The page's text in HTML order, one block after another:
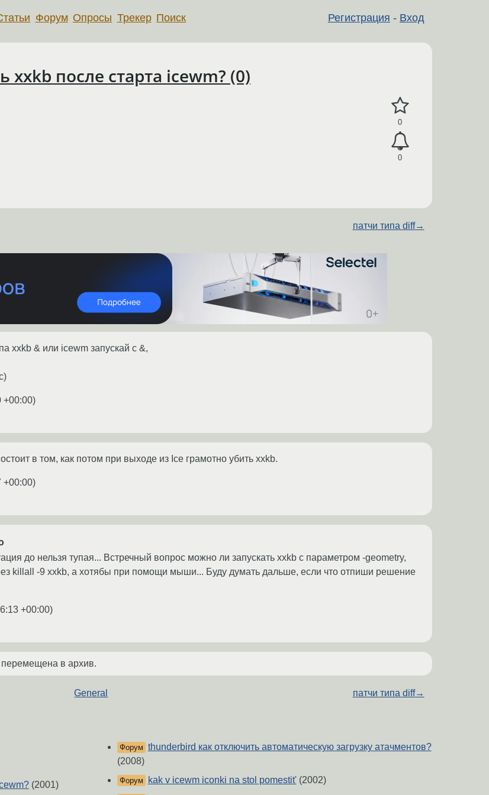
Регистрация - Вход
Форум Опросы Трекер Поиск
xxkb после старта icewm? (0)
0
0
патчи типа diff→
xxkb & или icewm запускай с &,
+00:00)
в том, как потом при выходе из Ice грамотно убить xxkb.
+00:00)
до нельзя тупая... Встречный вопрос можно ли запускать xxkb с параметром -geometry,
killall -9 xxkb, а хотябы при помощи мыши... Буду думать дальше, если что отпиши решение
+00:00)
в архив.
General патчи типа diff→
(2001)
Форум thunderbird как отключить автоматическую загрузку атачментов?
(2008)
Форум kak v icewm iconki na stol pomestit'(2002)